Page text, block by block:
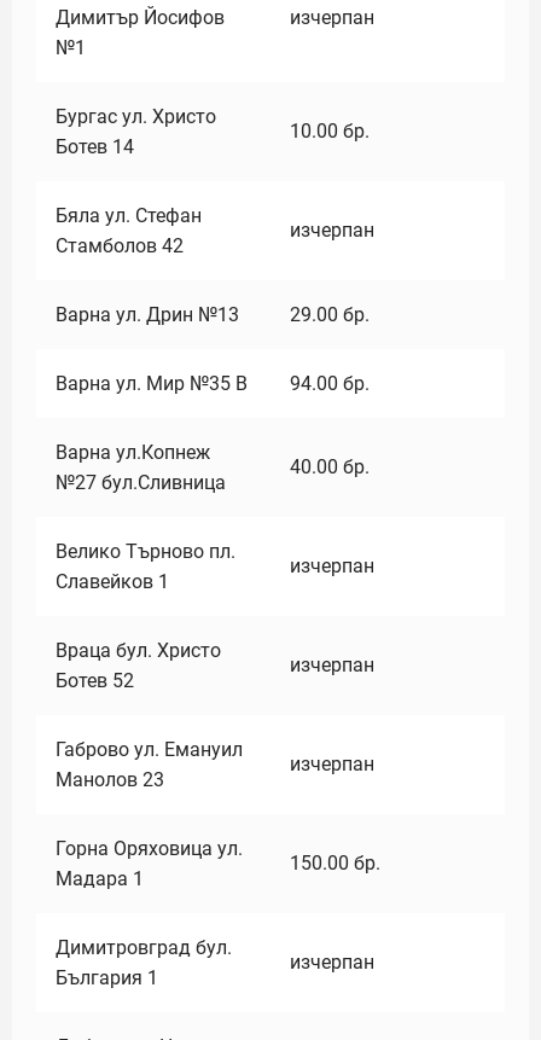
Димитър Йосифов
№1
изчерпан
Бургас ул. Христо
Ботев 14
10.00 бр.
Бяла ул. Стефан
Стамболов 42
изчерпан
Варна ул. Дрин №13 29.00 бр.
Варна ул. Мир №35 В 94.00 бр.
Варна ул.Копнеж
№27 бул.Сливница
40.00 бр.
Велико Търново пл.
Славейков 1
изчерпан
Враца бул. Христо
Ботев 52
изчерпан
Габрово ул. Емануил
Манолов 23
изчерпан
Горна Оряховица ул.
Мадара 1
150.00 бр.
Димитровград бул.
България 1
изчерпан